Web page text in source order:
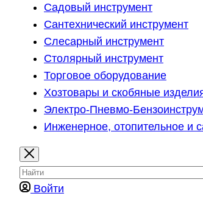
Садовый инструмент
Сантехнический инструмент
Слесарный инструмент
Столярный инструмент
Торговое оборудование
Хозтовары и скобяные
Электро-Пневмо-
Инженерное, отопительное и
Войти